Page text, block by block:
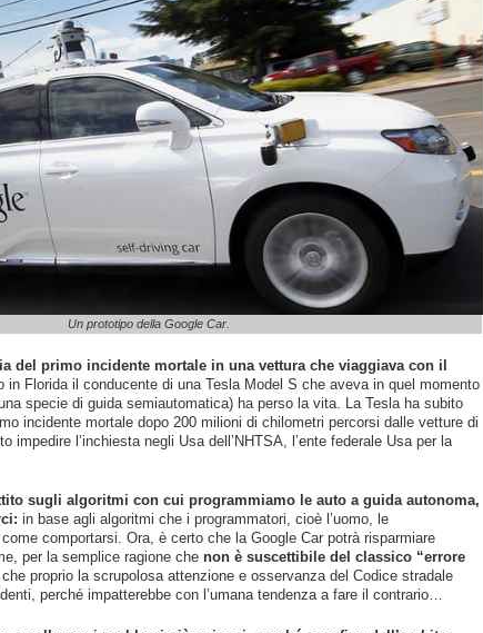
Un prototipo della Google Car.
del primo incidente mortale in una vettura che viaggiava con il
in Florida il conducente di una Tesla Model S che aveva in quel momento
specie di guida semiautomatica) ha perso la vita. La Tesla ha subito
incidente mortale dopo 200 milioni di chilometri percorsi dalle vetture di
impedire l’inchiesta negli Usa dell’NHTSA, l’ente federale Usa per la
sugli algoritmi con cui programmiamo le auto a guida autonoma,
in base agli algoritmi che i programmatori, cioè l’uomo, le
come comportarsi. Ora, è certo che la Google Car potrà risparmiare
per la semplice ragione che non è suscettibile del classico “errore
proprio la scrupolosa attenzione e osservanza del Codice stradale
perché impatterebbe con l’umana tendenza a fare il contrario…